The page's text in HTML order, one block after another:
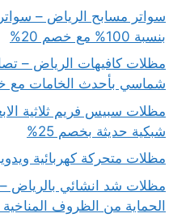
سواتر مسابح الرياض –
بنسبة 100% مع خصم 20%
مظلات كافيهات الرياض –
شماسي بأحدث الخامات مع خصم
مظلات سبيس فريم ثلاثية
شبكية حديثة بخصم 25%
مظلات متحركة كهربائية
مظلات شد انشائي بالرياض
الحماية من الظروف المناخية 20% خصم